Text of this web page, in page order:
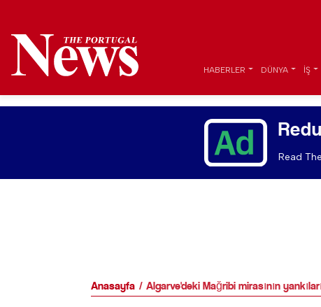
HABERLER DÜNYA İŞ
Read
Anasayfa Algarve'deki Mağribi mirasının yankıları